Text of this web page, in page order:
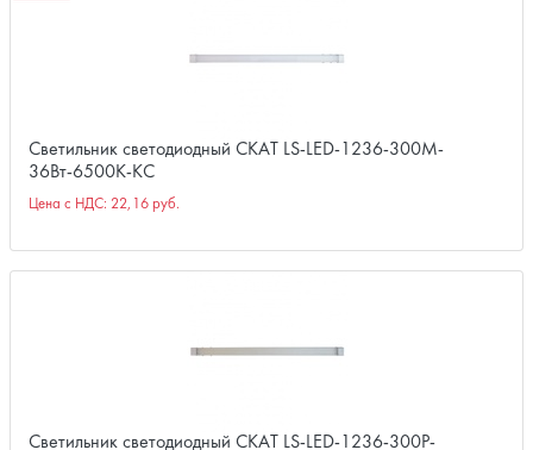
Светильник светодиодный СКАТ LS-LED-1236-300M-
36Вт-6500К-КС
Цена с НДС: 22,16 руб.
Светильник светодиодный СКАТ LS-LED-1236-300P-